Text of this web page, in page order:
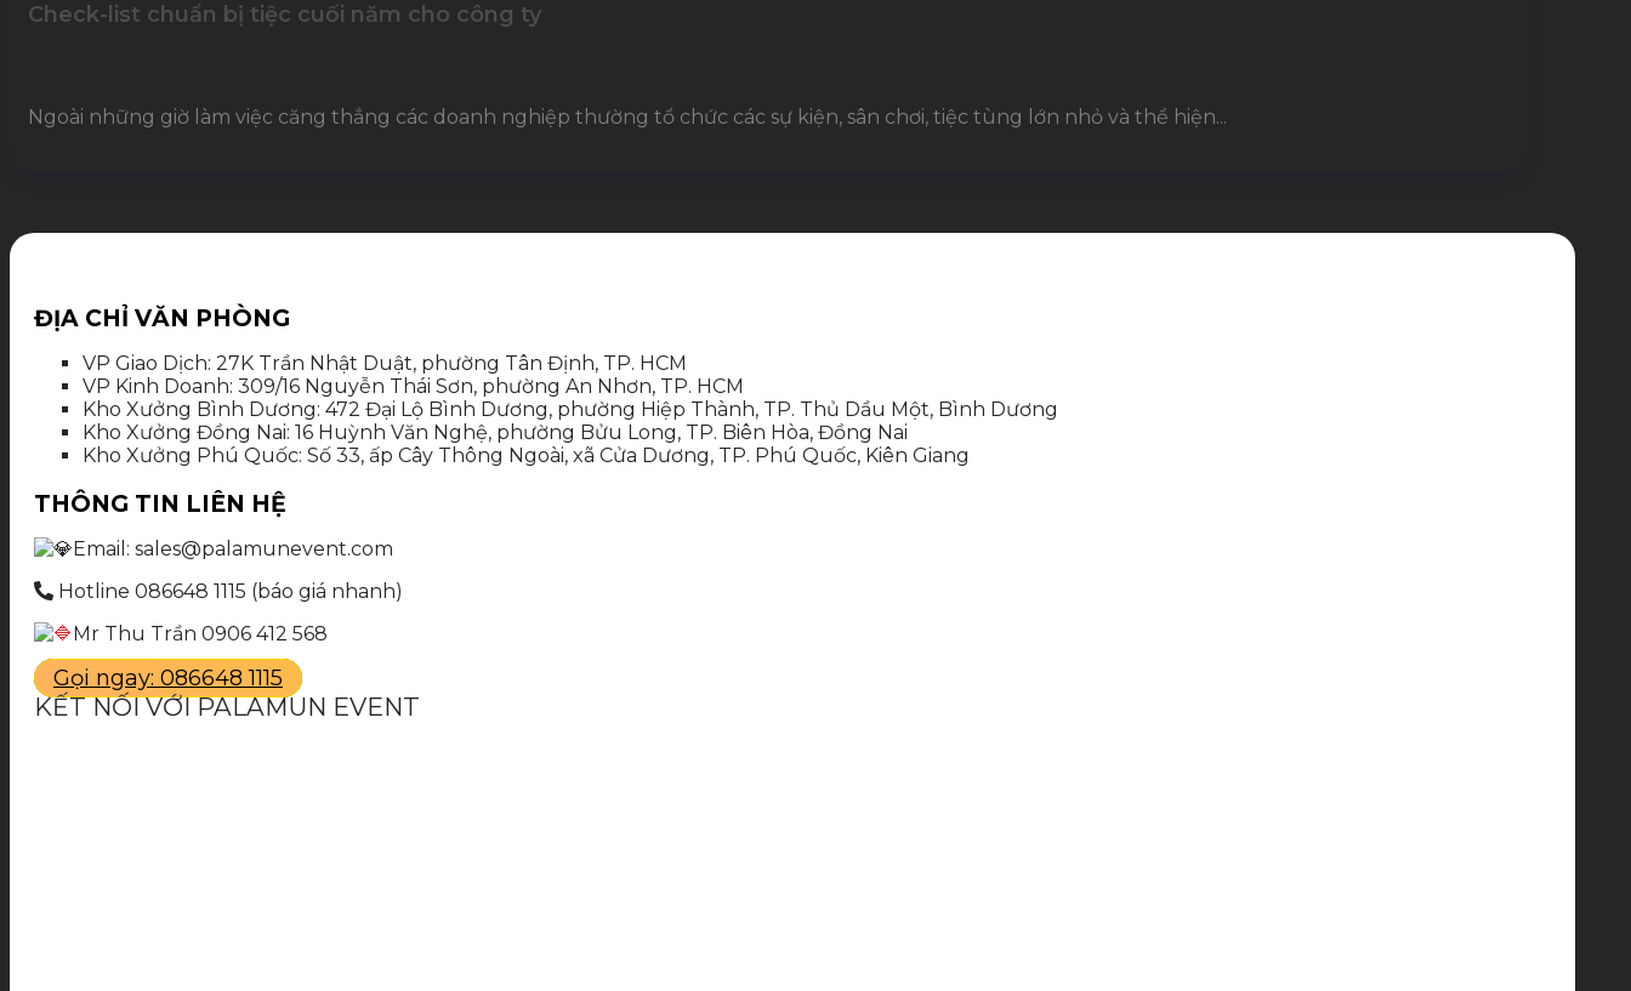
Check-list chuẩn bị tiệc cuối năm cho công ty
Ngoài những giờ làm việc căng thẳng các doanh nghiệp thường tổ chức các sự kiện, sân chơi, tiệc tùng lớn nhỏ và thể hiện...
ĐỊA CHỈ VĂN PHÒNG
VP Giao Dịch: 27K Trần Nhật Duật, phường Tân Định, TP. HCM
VP Kinh Doanh: 309/16 Nguyễn Thái Sơn, phường An Nhơn, TP. HCM
Kho Xưởng Bình Dương: 472 Đại Lộ Bình Dương, phường Hiệp Thành, TP. Thủ Dầu Một, Bình Dương
Kho Xưởng Đồng Nai: 16 Huỳnh Văn Nghệ, phường Bửu Long, TP. Biên Hòa, Đồng Nai
Kho Xưởng Phú Quốc: Số 33, ấp Cây Thông Ngoài, xã Cửa Dương, TP. Phú Quốc, Kiên Giang
THÔNG TIN LIÊN HỆ
Email: sales@palamunevent.com
Hotline 086648 1115 (báo giá nhanh)
Mr Thu Trần 0906 412 568
Gọi ngay: 086648 1115
KẾT NỐI VỚI PALAMUN EVENT